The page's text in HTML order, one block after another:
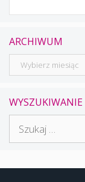
ARCHIWUM
Archiwum
WYSZUKIWANIE